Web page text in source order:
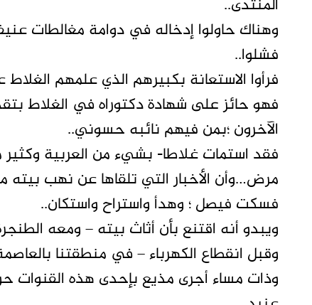
المنتدى..
وهناك حاولوا إدخاله في دوامة مغالطات
فشلوا..
فرأوا الاستعانة بكبيرهم الذي علمهم الغلاط
فهو حائز على شهادة دكتوراه في الغلاط
الآخرون ؛بمن فيهم نائبه حسوني..
فقد استمات غلاطا- بشيء من العربية وكثير
مرض…وأن الأخبار التي تلقاها عن نهب
فسكت فيصل ؛ وهدأ واستراح واستكان..
ويبدو أنه اقتنع بأن أثاث بيته – ومعه
وقبل انقطاع الكهرباء – في منطقتنا
وذات مساء أجرى مذيع بإحدى هذه القنوات